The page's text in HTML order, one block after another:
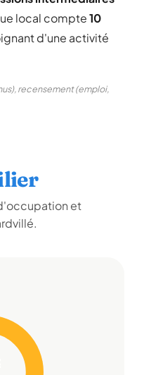
local compte10
d'une activité
recensement (emploi,
et